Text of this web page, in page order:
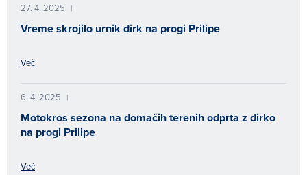
27. 4. 2025 |
Vreme skrojilo urnik dirk na progi Prilipe
Več
6. 4. 2025 |
Motokros sezona na domačih terenih odprta z dirko
na progi Prilipe
Več